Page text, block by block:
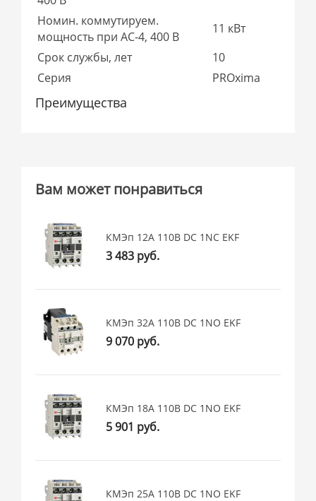
Номин. коммутируем.
мощность при AC-4, 400 В
11 кВт
Срок службы, лет
10
Серия
PROxima
Преимущества
Вам может понравиться
КМЭп 12А 110В DC 1NC EKF
3 483 руб.
КМЭп 32А 110В DC 1NO EKF
9 070 руб.
КМЭп 18А 110В DC 1NO EKF
5 901 руб.
КМЭп 25А 110В DC 1NO EKF